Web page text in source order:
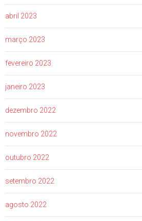
abril 2023
março 2023
fevereiro 2023
janeiro 2023
dezembro 2022
novembro 2022
outubro 2022
setembro 2022
agosto 2022